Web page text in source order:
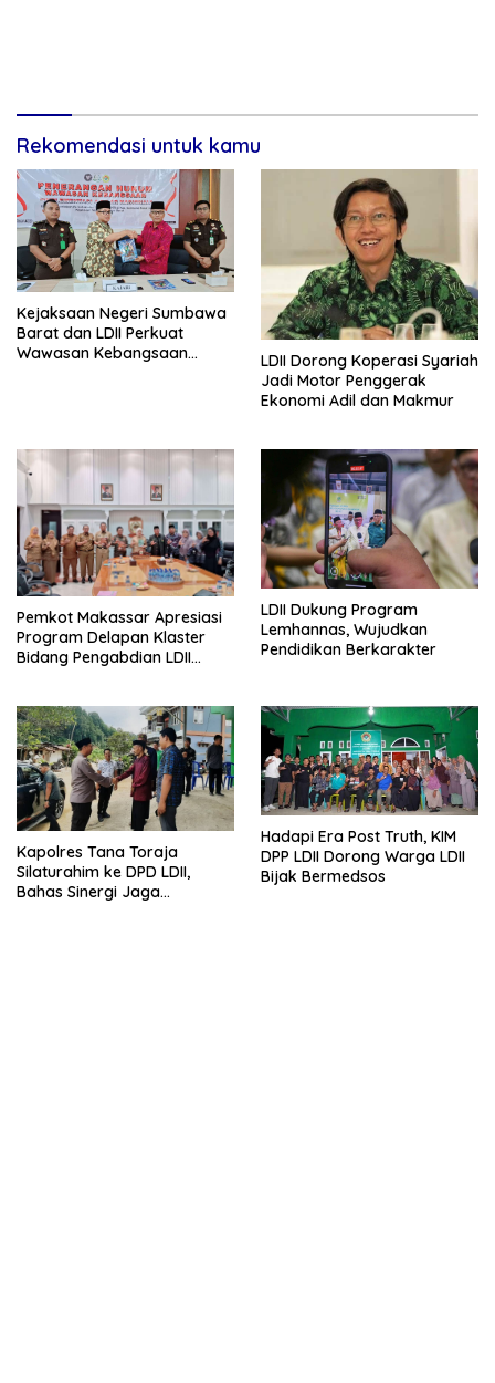
Rekomendasi untuk kamu
Kejaksaan Negeri Sumbawa
Barat dan LDII Perkuat
Wawasan Kebangsaan
LDII Dorong Koperasi Syariah
Jadi Motor Penggerak
Ekonomi Adil dan Makmur
Pemkot Makassar Apresiasi
Program Delapan Klaster
Bidang Pengabdian LDII
LDII Dukung Program
Lemhannas, Wujudkan
Pendidikan Berkarakter
Kapolres Tana Toraja
Silaturahim ke DPD LDII,
Bahas Sinergi Jaga
Hadapi Era Post Truth, KIM
DPP LDII Dorong Warga LDII
Bijak Bermedsos